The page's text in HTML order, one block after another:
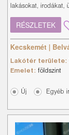
lakásokat, irodákat,
RÉSZLETEK
Kecskemét |
Lakótér területe:
Emelet: földszint
Új Egyéb